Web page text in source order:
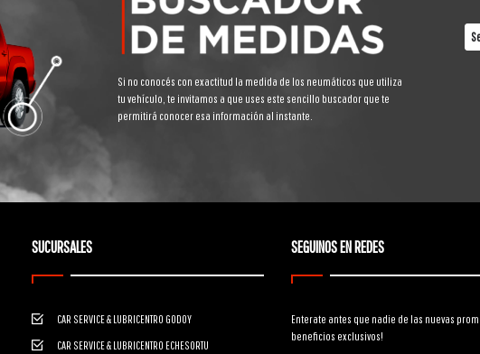
Si no conocés con exactitud la medida de los neumáticos que utiliza
tu vehículo, te invitamos a que uses este sencillo buscador que te
permitirá conocer esa información al instante.
SUCURSALES
CAR SERVICE & LUBRICENTRO GODOY
CAR SERVICE & LUBRICENTRO ECHESORTU
SEGUINOS EN REDES
Enterate antes que nadie de las nuevas
beneficios exclusivos!